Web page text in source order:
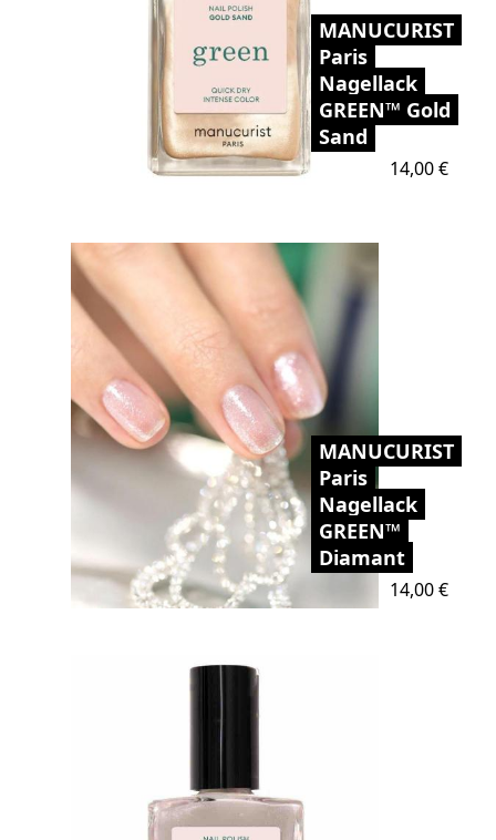
MANUCURIST
Paris
Nagellack
GREEN™ Gold
Sand
Preis
14,00 €
MANUCURIST
Paris
Nagellack
GREEN™
Diamant
Preis
14,00 €